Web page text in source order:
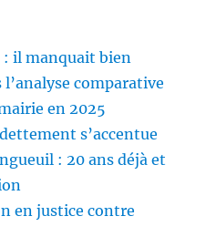
il manquait bien
comparative
en 2025
s’accentue
: 20 ans déjà et
en justice contre